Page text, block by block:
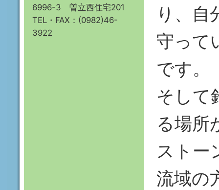
り、自
守って
です。
そして
る場所
ストー
流域の
6996-3 曽立西住宅201
TEL・FAX：(0982)46-
3922